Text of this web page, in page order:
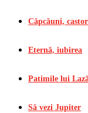
Căpcăuni,
Eternă, iubirea
Patimile lui
Să vezi Jupiter